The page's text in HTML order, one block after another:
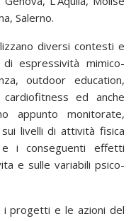
Salerno.
diversi contesti e
espressività mimico-
outdoor education,
ed anche
appunto monitorate,
livelli di attività fisica
i conseguenti effetti
e sulle variabili psico-
i progetti e le azioni del